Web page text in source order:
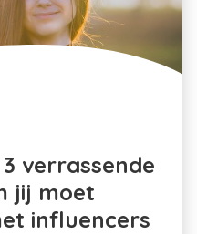
verrassende
jij moet
influencers